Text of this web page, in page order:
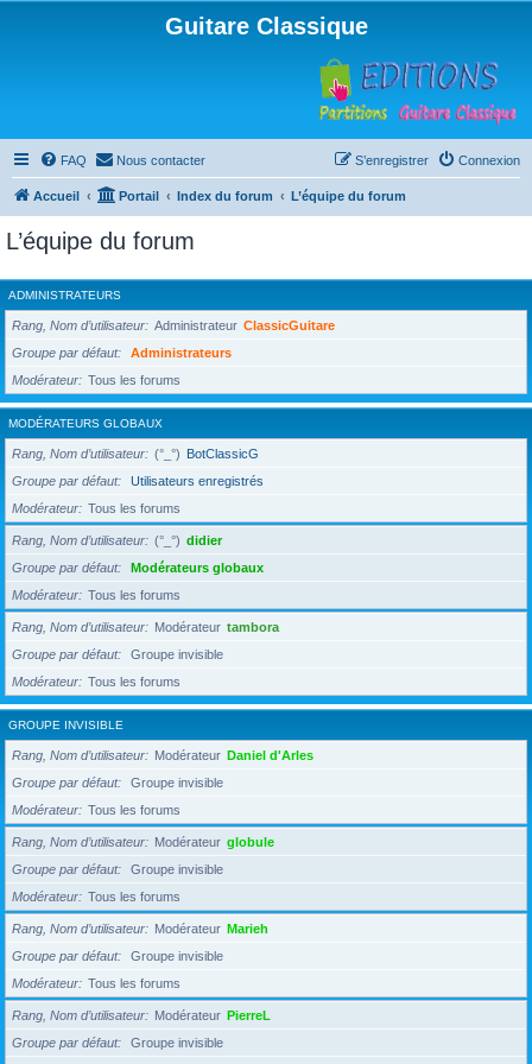
Guitare Classique
FAQ Nous contacter Connexion
S’enregistrer
Accueil Portail Index du forum L’équipe du forum
L’équipe du forum
ADMINISTRATEURS
Rang, Nom d’utilisateur Administrateur ClassicGuitare
Groupe par défaut
Administrateurs
Modérateur
Tous les forums
MODÉRATEURS GLOBAUX
Rang, Nom d’utilisateur (°_°) BotClassicG
Groupe par défaut
Utilisateurs enregistrés
Modérateur
Tous les forums
Rang, Nom d’utilisateur (°_°) didier
Groupe par défaut
Modérateurs globaux
Modérateur
Tous les forums
Rang, Nom d’utilisateur Modérateur tambora
Groupe par défaut
Groupe invisible
Modérateur
Tous les forums
GROUPE INVISIBLE
Rang, Nom d’utilisateur Modérateur Daniel d'Arles
Groupe par défaut
Groupe invisible
Modérateur
Tous les forums
Rang, Nom d’utilisateur Modérateur globule
Groupe par défaut
Groupe invisible
Modérateur
Tous les forums
Rang, Nom d’utilisateur Modérateur Marieh
Groupe par défaut
Groupe invisible
Modérateur
Tous les forums
Rang, Nom d’utilisateur Modérateur PierreL
Groupe par défaut
Groupe invisible